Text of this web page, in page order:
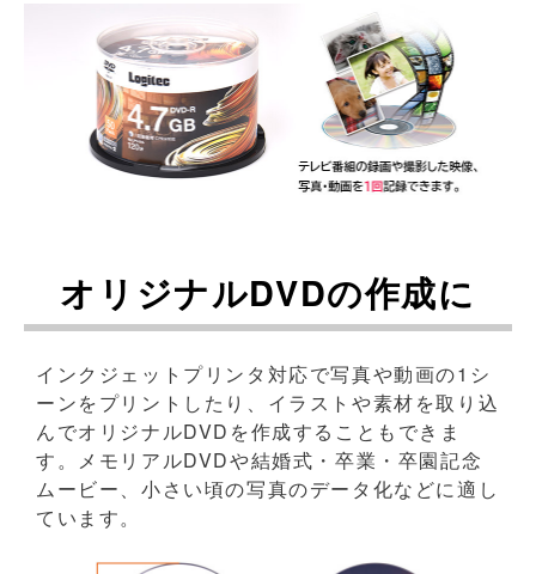
オリジナルDVDの作成に
インクジェットプリンタ対応で写真や動画の1シ
ーンをプリントしたり、イラストや素材を取り込
んでオリジナルDVDを作成することもできま
す。メモリアルDVDや結婚式・卒業・卒園記念
ムービー、小さい頃の写真のデータ化などに適し
ています。